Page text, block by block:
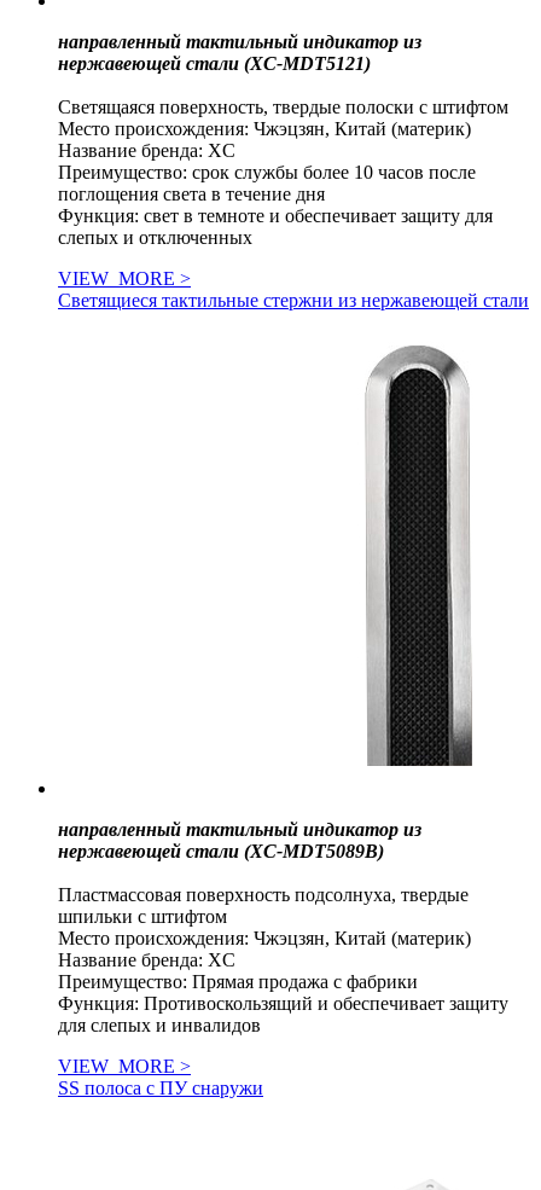
направленный тактильный индикатор из
нержавеющей стали (XC-MDT5121)
Светящаяся поверхность, твердые полоски с штифтом
Место происхождения: Чжэцзян, Китай (материк)
Название бренда: XC
Преимущество: срок службы более 10 часов после
поглощения света в течение дня
Функция: свет в темноте и обеспечивает защиту для
слепых и отключенных
VIEW_MORE >
Светящиеся тактильные стержни из нержавеющей стали
направленный тактильный индикатор из
нержавеющей стали (XC-MDT5089B)
Пластмассовая поверхность подсолнуха, твердые
шпильки с штифтом
Место происхождения: Чжэцзян, Китай (материк)
Название бренда: XC
Преимущество: Прямая продажа с фабрики
Функция: Противоскользящий и обеспечивает защиту
для слепых и инвалидов
VIEW_MORE >
SS полоса с ПУ снаружи